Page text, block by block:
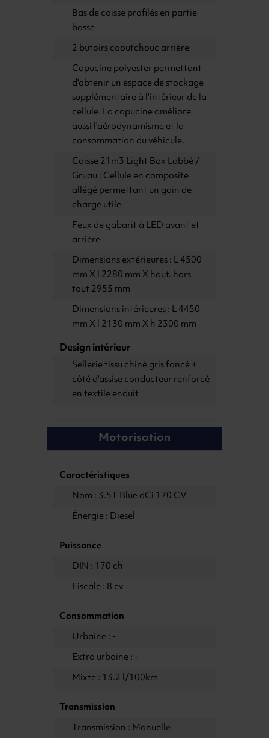
Bas de caisse profilés en partie
basse
2 butoirs caoutchouc arrière
Capucine polyester permettant
d'obtenir un espace de stockage
supplémentaire à l'intérieur de la
cellule. La capucine améliore
aussi l'aérodynamisme et la
consommation du véhicule.
Caisse 21m3 Light Box Labbé /
Gruau : Cellule en composite
allégé permettant un gain de
charge utile
Feux de gabarit à LED avant et
arrière
Dimensions extérieures : L 4500
mm X l 2280 mm X haut. hors
tout 2955 mm
Dimensions intérieures : L 4450
mm X l 2130 mm X h 2300 mm
Design intérieur
Sellerie tissu chiné gris foncé +
côté d'assise conducteur renforcé
en textile enduit
Motorisation
Caractéristiques
Nom : 3.5T Blue dCi 170 CV
Énergie : Diesel
Puissance
DIN : 170 ch
Fiscale : 8 cv
Consommation
Urbaine : -
Extra urbaine : -
Mixte : 13.2 l/100km
Transmission
Transmission : Manuelle